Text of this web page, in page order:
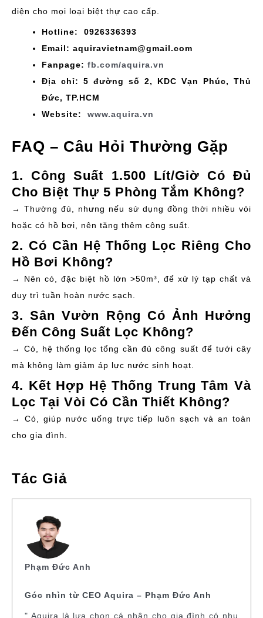
diện cho mọi loại biệt thự cao cấp.
Hotline: 0926336393
Email: aquiravietnam@gmail.com
Fanpage: fb.com/aquira.vn
Địa chỉ: 5 đường số 2, KDC Vạn Phúc, Thủ
Đức, TP.HCM
Website: www.aquira.vn
FAQ – Câu Hỏi Thường Gặp
1. Công Suất 1.500 Lít/giờ Có Đủ
Cho Biệt Thự 5 Phòng Tắm Không?
→ Thường đủ, nhưng nếu sử dụng đồng thời nhiều vòi
hoặc có hồ bơi, nên tăng thêm công suất.
2. Có Cần Hệ Thống Lọc Riêng Cho
Hồ Bơi Không?
→ Nên có, đặc biệt hồ lớn >50m³, để xử lý tạp chất và
duy trì tuần hoàn nước sạch.
3. Sân Vườn Rộng Có Ảnh Hưởng
Đến Công Suất Lọc Không?
→ Có, hệ thống lọc tổng cần đủ công suất để tưới cây
mà không làm giảm áp lực nước sinh hoạt.
4. Kết Hợp Hệ Thống Trung Tâm Và
Lọc Tại Vòi Có Cần Thiết Không?
→ Có, giúp nước uống trực tiếp luôn sạch và an toàn
cho gia đình.
Tác Giả
Phạm Đức Anh
Góc nhìn từ CEO Aquira – Phạm Đức Anh
" Aquira là lựa chọn cá nhân cho gia đình có nhu